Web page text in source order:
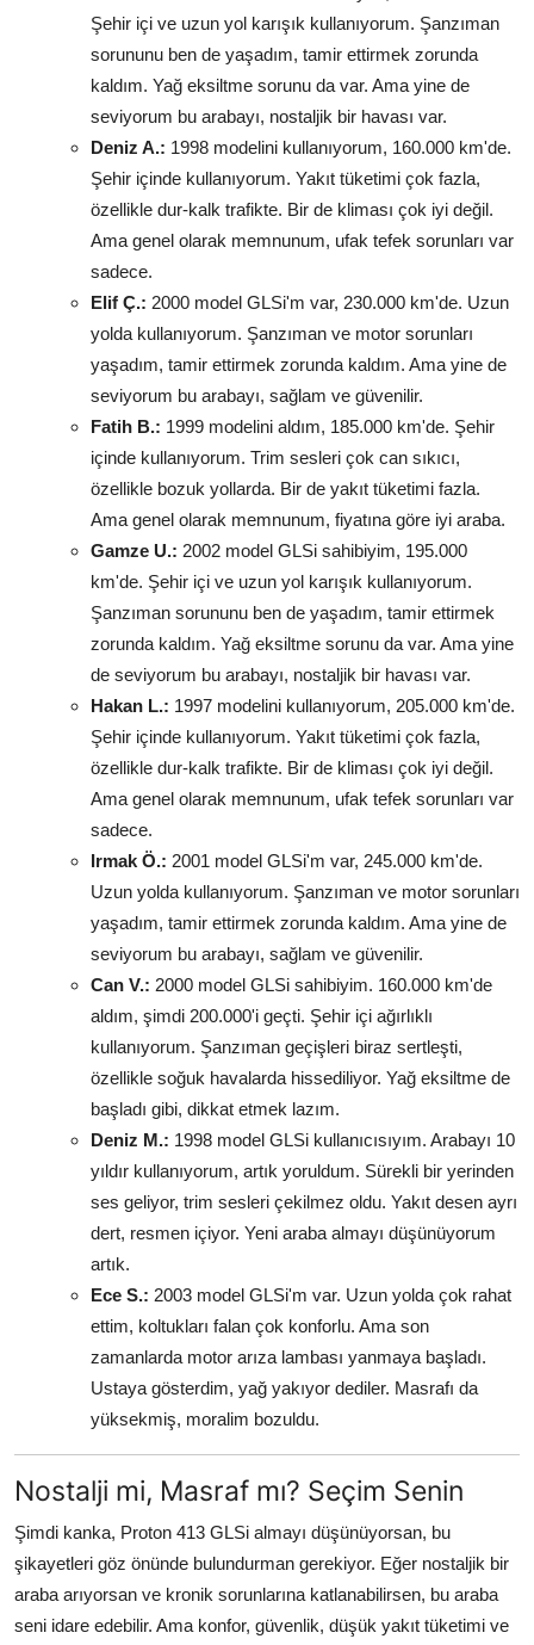
Şehir içi ve uzun yol karışık kullanıyorum. Şanzıman
sorununu ben de yaşadım, tamir ettirmek zorunda
kaldım. Yağ eksiltme sorunu da var. Ama yine de
seviyorum bu arabayı, nostaljik bir havası var.
Deniz A.: 1998 modelini kullanıyorum, 160.000 km'de.
Şehir içinde kullanıyorum. Yakıt tüketimi çok fazla,
özellikle dur-kalk trafikte. Bir de kliması çok iyi değil.
Ama genel olarak memnunum, ufak tefek sorunları var
sadece.
Elif Ç.: 2000 model GLSi'm var, 230.000 km'de. Uzun
yolda kullanıyorum. Şanzıman ve motor sorunları
yaşadım, tamir ettirmek zorunda kaldım. Ama yine de
seviyorum bu arabayı, sağlam ve güvenilir.
Fatih B.: 1999 modelini aldım, 185.000 km'de. Şehir
içinde kullanıyorum. Trim sesleri çok can sıkıcı,
özellikle bozuk yollarda. Bir de yakıt tüketimi fazla.
Ama genel olarak memnunum, fiyatına göre iyi araba.
Gamze U.: 2002 model GLSi sahibiyim, 195.000
km'de. Şehir içi ve uzun yol karışık kullanıyorum.
Şanzıman sorununu ben de yaşadım, tamir ettirmek
zorunda kaldım. Yağ eksiltme sorunu da var. Ama yine
de seviyorum bu arabayı, nostaljik bir havası var.
Hakan L.: 1997 modelini kullanıyorum, 205.000 km'de.
Şehir içinde kullanıyorum. Yakıt tüketimi çok fazla,
özellikle dur-kalk trafikte. Bir de kliması çok iyi değil.
Ama genel olarak memnunum, ufak tefek sorunları var
sadece.
Irmak Ö.: 2001 model GLSi'm var, 245.000 km'de.
Uzun yolda kullanıyorum. Şanzıman ve motor sorunları
yaşadım, tamir ettirmek zorunda kaldım. Ama yine de
seviyorum bu arabayı, sağlam ve güvenilir.
Can V.: 2000 model GLSi sahibiyim. 160.000 km'de
aldım, şimdi 200.000'i geçti. Şehir içi ağırlıklı
kullanıyorum. Şanzıman geçişleri biraz sertleşti,
özellikle soğuk havalarda hissediliyor. Yağ eksiltme de
başladı gibi, dikkat etmek lazım.
Deniz M.: 1998 model GLSi kullanıcısıyım. Arabayı 10
yıldır kullanıyorum, artık yoruldum. Sürekli bir yerinden
ses geliyor, trim sesleri çekilmez oldu. Yakıt desen ayrı
dert, resmen içiyor. Yeni araba almayı düşünüyorum
artık.
Ece S.: 2003 model GLSi'm var. Uzun yolda çok rahat
ettim, koltukları falan çok konforlu. Ama son
zamanlarda motor arıza lambası yanmaya başladı.
Ustaya gösterdim, yağ yakıyor dediler. Masrafı da
yüksekmiş, moralim bozuldu.
Nostalji mi, Masraf mı? Seçim Senin
Şimdi kanka, Proton 413 GLSi almayı düşünüyorsan, bu
şikayetleri göz önünde bulundurman gerekiyor. Eğer nostaljik bir
araba arıyorsan ve kronik sorunlarına katlanabilirsen, bu araba
seni idare edebilir. Ama konfor, güvenlik, düşük yakıt tüketimi ve